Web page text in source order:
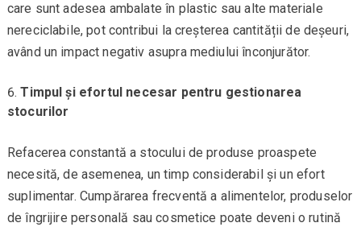
care sunt adesea ambalate în plastic sau alte materiale
nereciclabile, pot contribui la creșterea cantității de deșeuri,
având un impact negativ asupra mediului înconjurător.
Timpul și efortul necesar pentru gestionarea
stocurilor
Refacerea constantă a stocului de produse proaspete
necesită, de asemenea, un timp considerabil și un efort
suplimentar. Cumpărarea frecventă a alimentelor, produselor
de îngrijire personală sau cosmetice poate deveni o rutină